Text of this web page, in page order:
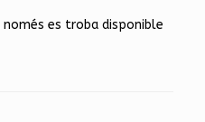
es troba disponible